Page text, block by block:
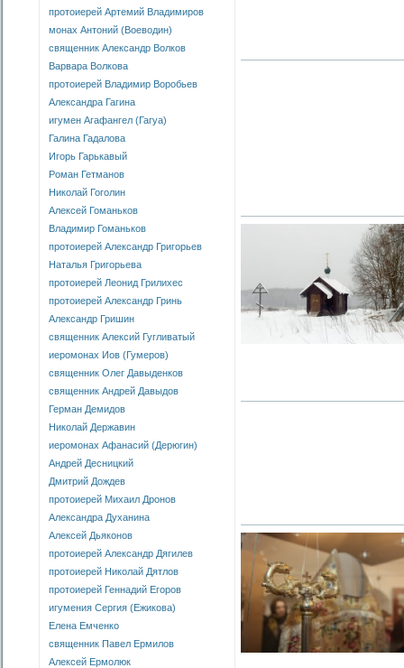
протоиерей Артемий Владимиров
монах Антоний (Воеводин)
священник Александр Волков
Варвара Волкова
протоиерей Владимир Воробьев
Александра Гагина
игумен Агафангел (Гагуа)
Галина Гадалова
Игорь Гарькавый
Роман Гетманов
Николай Гоголин
Алексей Гоманьков
Владимир Гоманьков
протоиерей Александр Григорьев
Наталья Григорьева
протоиерей Леонид Грилихес
протоиерей Александр Гринь
Александр Гришин
священник Алексий Гугливатый
иеромонах Иов (Гумеров)
священник Олег Давыденков
священник Андрей Давыдов
Герман Демидов
Николай Державин
иеромонах Афанасий (Дерюгин)
Андрей Десницкий
Дмитрий Дождев
протоиерей Михаил Дронов
Александра Духанина
Алексей Дьяконов
протоиерей Александр Дягилев
протоиерей Николай Дятлов
протоиерей Геннадий Егоров
игумения Сергия (Ежикова)
Елена Емченко
священник Павел Ермилов
Алексей Ермолюк